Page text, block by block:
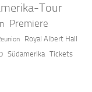
Tour
Premiere
Royal Albert Hall
Südamerika Tickets